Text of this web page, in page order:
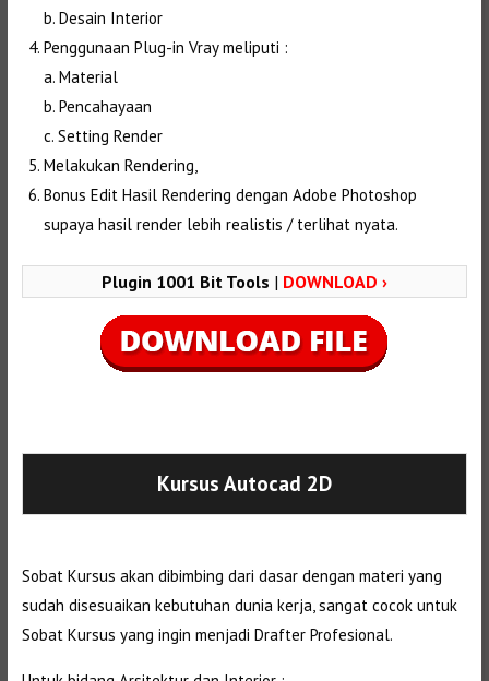
b. Desain Interior
Penggunaan Plug-in Vray meliputi :
a. Material
b. Pencahayaan
c. Setting Render
Melakukan Rendering,
Bonus Edit Hasil Rendering dengan Adobe Photoshop
supaya hasil render lebih realistis / terlihat nyata.
Plugin 1001 Bit Tools | DOWNLOAD ›
Kursus Autocad 2D
Sobat Kursus akan dibimbing dari dasar dengan materi yang
sudah disesuaikan kebutuhan dunia kerja, sangat cocok untuk
Sobat Kursus yang ingin menjadi Drafter Profesional.